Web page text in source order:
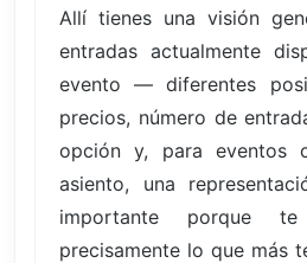
Allí tienes una visión
entradas actualmente
evento — diferentes
precios, número de
opción y, para eventos
asiento, una
importante porque
precisamente lo que más